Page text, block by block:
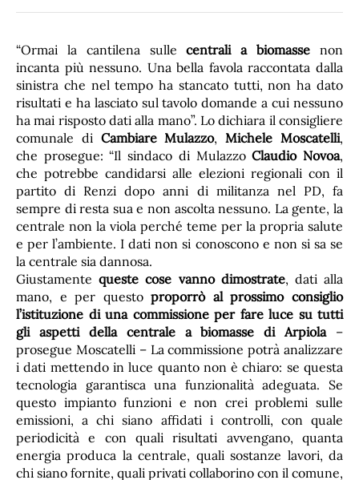
“Ormai la cantilena sullecentrali a biomasse non
incanta più nessuno. Una bella favola raccontata dalla
sinistra che nel tempo ha stancato tutti, non ha dato
risultati e ha lasciato sul tavolo domande a cui nessuno
ha mai risposto dati alla mano”. Lo dichiara il consigliere
comunale di Cambiare Mulazzo, Michele Moscatelli,
che prosegue: “Il sindaco di MulazzoClaudio Novoa,
che potrebbe candidarsi alle elezioni regionali con il
partito di Renzi dopo anni di militanza nel PD, fa
sempre di resta sua e non ascolta nessuno. La gente, la
centrale non la viola perché teme per la propria salute
e per l’ambiente. I dati non si conoscono e non si sa se
la centrale sia dannosa.
Giustamentequeste cose vanno dimostrate, dati alla
mano, e per questoproporrò al prossimo consiglio
l’istituzione di una commissione per fare luce su tutti
gli aspetti della centrale a biomasse di Arpiola–
prosegue Moscatelli – La commissione potrà analizzare
i dati mettendo in luce quanto non è chiaro: se questa
tecnologia garantisca una funzionalità adeguata. Se
questo impianto funzioni e non crei problemi sulle
emissioni, a chi siano affidati i controlli, con quale
periodicità e con quali risultati avvengano, quanta
energia produca la centrale, quali sostanze lavori, da
chi siano fornite, quali privati collaborino con il comune,